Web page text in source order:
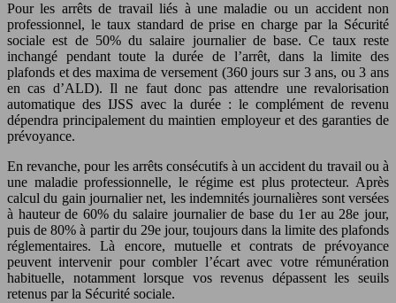
Pour les arrêts de travail liés à une maladie ou un accident non
professionnel, le taux standard de prise en charge par la Sécurité
sociale est de 50% du salaire journalier de base. Ce taux reste
inchangé pendant toute la durée de l’arrêt, dans la limite des
plafonds et des maxima de versement (360 jours sur 3 ans, ou 3 ans
en cas d’ALD). Il ne faut donc pas attendre une revalorisation
automatique des IJSS avec la durée : le complément de revenu
dépendra principalement du maintien employeur et des garanties de
prévoyance.
En revanche, pour les arrêts consécutifs à un accident du travail ou à
une maladie professionnelle, le régime est plus protecteur. Après
calcul du gain journalier net, les indemnités journalières sont versées
à hauteur de 60% du salaire journalier de base du 1er au 28e jour,
puis de 80% à partir du 29e jour, toujours dans la limite des plafonds
réglementaires. Là encore, mutuelle et contrats de prévoyance
peuvent intervenir pour combler l’écart avec votre rémunération
habituelle, notamment lorsque vos revenus dépassent les seuils
retenus par la Sécurité sociale.